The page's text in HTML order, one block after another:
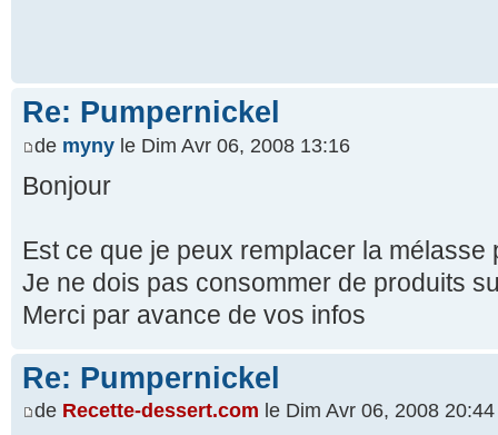
Re: Pumpernickel
de myny le Dim Avr 06, 2008 13:16
Bonjour
Est ce que je peux remplacer la mélasse
Je ne dois pas consommer de produits
Merci par avance de vos infos
Re: Pumpernickel
de Recette-dessert.com le Dim Avr 06, 2008 20:44